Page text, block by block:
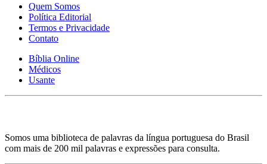
Quem Somos
Política Editorial
Termos e Privacidade
Contato
Bíblia Online
Médicos
Usante
Somos uma biblioteca de palavras da língua portuguesa do Brasil
com mais de 200 mil palavras e expressões para consulta.